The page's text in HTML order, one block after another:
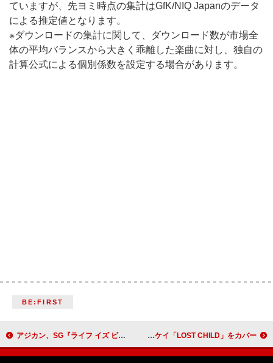
ていますが、先ヨミ時点の集計はGfK/NIQ Japanのデータ
による推定値となります。
※ダウンロードの集計に関して、ダウンロード数が市場全
体の平均バランスから大きく乖離した楽曲に対し、独自の
計算公式による個別係数を設定する場合があります。
BE:FIRST
アジカン、SG『ライフ イズ ビューティフル』初回生産限定盤“特典Blu-ray”のティザー公開 満島ひかり、藤原 ヒロシ＋大沢 伸一feat.クリスタル・ケイ「LOST CHILD」をカバー